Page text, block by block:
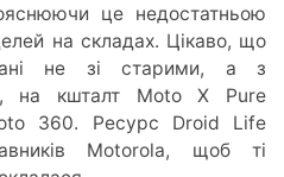
це недостатньою
на складах. Цікаво, що
не зі старими, а з
на кшталт Moto X Pure
360. Ресурс Droid Life
Motorola, щоб ті